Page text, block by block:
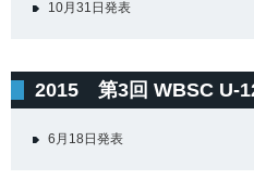
10月31日発表
2015 第3回 WBSC U-
6月18日発表